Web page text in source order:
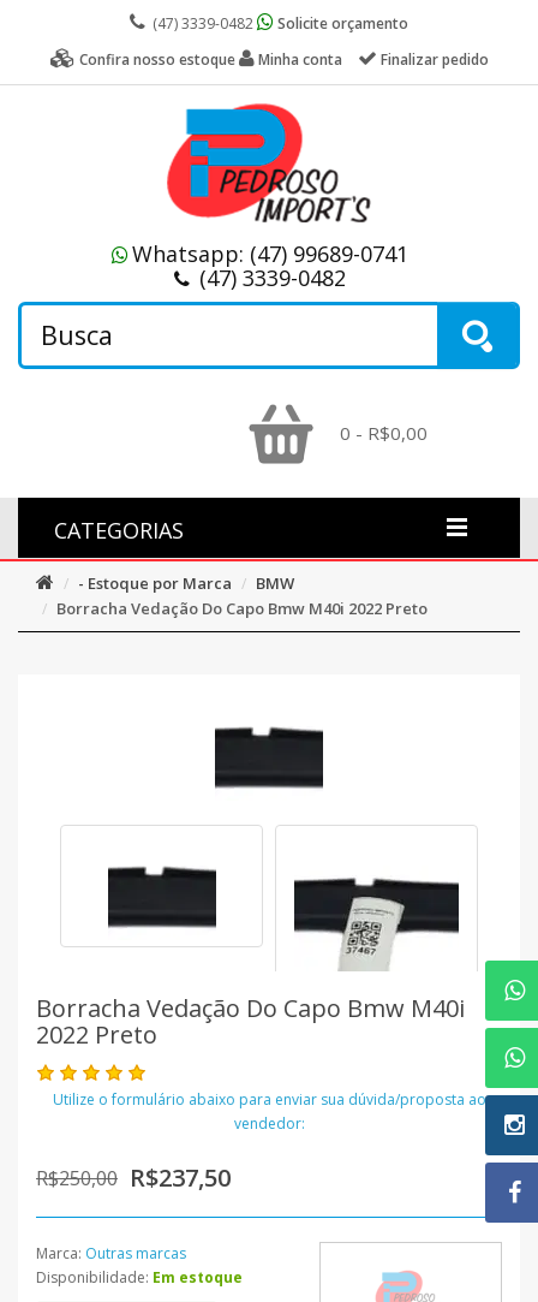
(47) 3339-0482
Solicite orçamento
Confira nosso estoque
Minha conta Finalizar pedido
Whatsapp: (47) 99689-0741
(47) 3339-0482
0 - R$0,00
CATEGORIAS
- Estoque por Marca
BMW
Borracha Vedação Do Capo Bmw M40i 2022 Preto
Borracha Vedação Do Capo Bmw M40i
2022 Preto
Utilize o formulário abaixo para enviar sua dúvida/proposta ao
vendedor:
R$250,00 R$237,50
Marca: Outras marcas
Disponibilidade: Em estoque